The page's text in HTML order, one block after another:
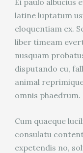
Ei paulo albucius
latine luptatum
eloquentiam ex.
liber timeam
nusquam
disputando eu,
animal
omnis
Cum quaeque
consulatu
expetendis no,